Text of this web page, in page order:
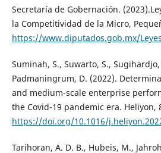
Secretaría de Gobernación.
la Competitividad de la Micro,
https://www.diputados.gob.mx/
Suminah, S., Suwarto, S.,
Padmaningrum, D. (2022).
and medium-scale enterprise
the Covid-19 pandemic era. Heliyon,
https://doi.org/10.1016/
Tarihoran, A. D. B., Hubeis, M.,